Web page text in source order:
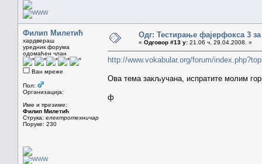
Филип Милетић
хардвераш
уредник форума
одомаћен члан
Ван мреже
Пол:
Организација:
Име и презиме:
Филип Милетић
Струка: електротехничар
Поруке: 230
Одг: Тестирање фајерфокса 3
« Одговор #13 у: 21.06 ч. 29.04.2008. »
http://www.vokabular.org/forum/
Ова тема закључана, испратите молим
ф